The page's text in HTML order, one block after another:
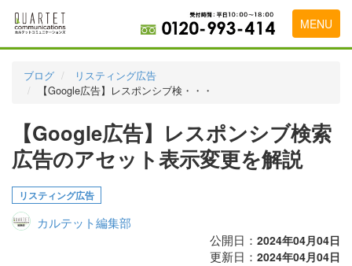
MENU
料金表
実績・お客様の声
初めて導入をお考えの方
代理店の乗り換えをお考えの方
広告代理店・HP制作会社様へ
ブログ
リスティング広告
【Google広告】レスポンシブ検・・・
【Google広告】レスポンシブ検索
広告のアセット表示変更を解説
リスティング広告
カルテット編集部
公開日： 2024年04月04日
更新日： 2024年04月04日